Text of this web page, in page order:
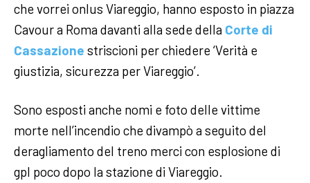
che vorrei onlus Viareggio, hanno esposto in piazza
Cavour a Roma davanti alla sede della Corte di
Cassazione striscioni per chiedere ‘Verità e
giustizia, sicurezza per Viareggio’.
Sono esposti anche nomi e foto delle vittime
morte nell’incendio che divampò a seguito del
deragliamento del treno merci con esplosione di
gpl poco dopo la stazione di Viareggio.